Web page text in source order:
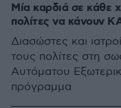
Μία καρδιά σε κάθε
πολίτες να κάνουν
Διασώστες και
τους πολίτες στη
Αυτόματου
πρόγραμμα